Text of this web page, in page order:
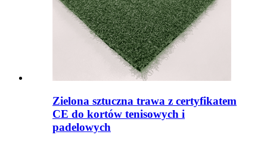
Zielona sztuczna trawa z certyfikatem
CE do kortów tenisowych i
padelowych